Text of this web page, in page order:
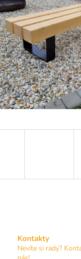
Kontakty
Nevíte si rady?